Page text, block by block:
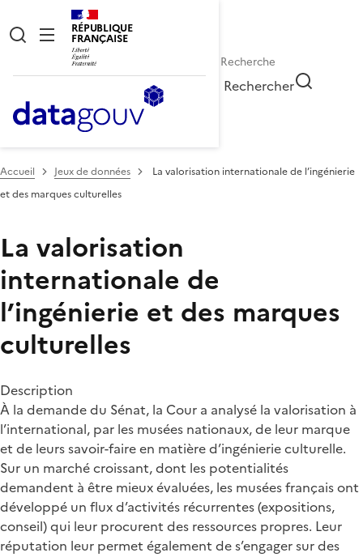
RÉPUBLIQUE
FRANÇAISE
Rechercher
Accueil Jeux de données
La valorisation internationale de l’ingénierie
et des marques culturelles
La valorisation
internationale de
l’ingénierie et des marques
culturelles
Description
À la demande du Sénat, la Cour a analysé la valorisation à
l’international, par les musées nationaux, de leur marque
et de leurs savoir-faire en matière d’ingénierie culturelle.
Sur un marché croissant, dont les potentialités
demandent à être mieux évaluées, les musées français ont
développé un flux d’activités récurrentes (expositions,
conseil) qui leur procurent des ressources propres. Leur
réputation leur permet également de s’engager sur des